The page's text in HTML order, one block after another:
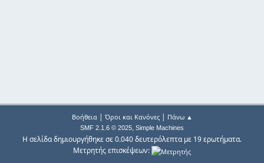
Βοήθεια| Όροι και Κανόνες| Πάνω ▲
SMF 2.1.6 © 2025, Simple Machines
Η σελίδα δημιουργήθηκε σε 0.040 δευτερόλεπτα με 19 ερωτήματα.
Μετρητής επισκέψεων: